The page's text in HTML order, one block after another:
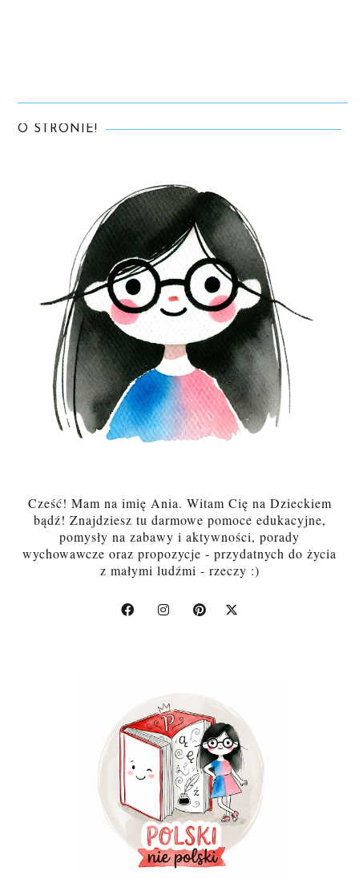
O STRONIE!
Cześć! Mam na imię Ania. Witam Cię na Dzieckiem
bądź! Znajdziesz tu darmowe pomoce edukacyjne,
pomysły na zabawy i aktywności, porady
wychowawcze oraz propozycje - przydatnych do życia
z małymi ludźmi - rzeczy :)